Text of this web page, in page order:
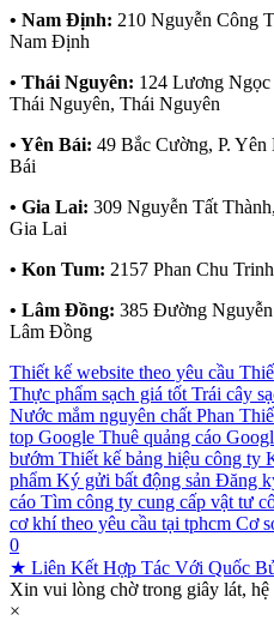
• Nam Định: 210 Nguyễn Công
Nam Định
• Thái Nguyên: 124 Lương
Thái Nguyên, Thái Nguyên
• Yên Bái: 49 Bắc Cường, P.
Bái
• Gia Lai: 309 Nguyễn Tất
Gia Lai
• Kon Tum: 2157 Phan Chu
• Lâm Đồng: 385 Đường
Lâm Đồng
Thiết kế website theo yêu cầu
Thực phẩm sạch giá tốt Trái cây
Nước mắm nguyên chất Phan
top Google Thuê quảng cáo
bướm Thiết kế bảng hiệu công ty
phẩm Ký gửi bất động sản Đăng
cáo Tìm công ty cung cấp vật tư
cơ khí theo yêu cầu tại tphcm Cơ
0
★ Liên Kết Hợp Tác Với Quốc
Xin vui lòng chờ trong giây lát,
×